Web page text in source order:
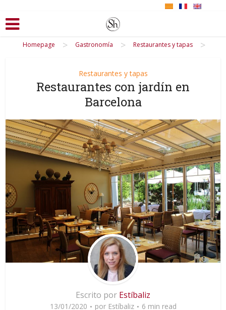
Homepage > Gastronomía > Restaurantes y tapas >
Restaurantes y tapas
Restaurantes con jardín en
Barcelona
Escrito por Estíbaliz
13/01/2020 por Estíbaliz 6 min read